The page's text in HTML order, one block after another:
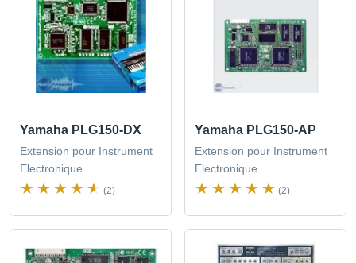
Yamaha PLG150-DX
Extension pour Instrument
Electronique
(2)
Yamaha PLG150-AP
Extension pour Instrument
Electronique
(2)